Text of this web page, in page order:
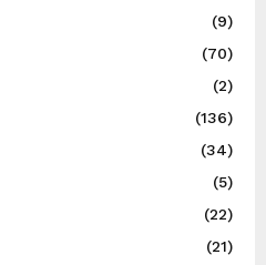
(9)
(70)
(2)
(136)
(34)
(5)
(22)
(21)